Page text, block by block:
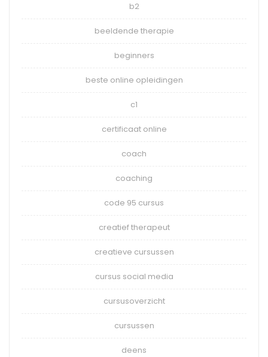
b2
beeldende therapie
beginners
beste online opleidingen
c1
certificaat online
coach
coaching
code 95 cursus
creatief therapeut
creatieve cursussen
cursus social media
cursusoverzicht
cursussen
deens